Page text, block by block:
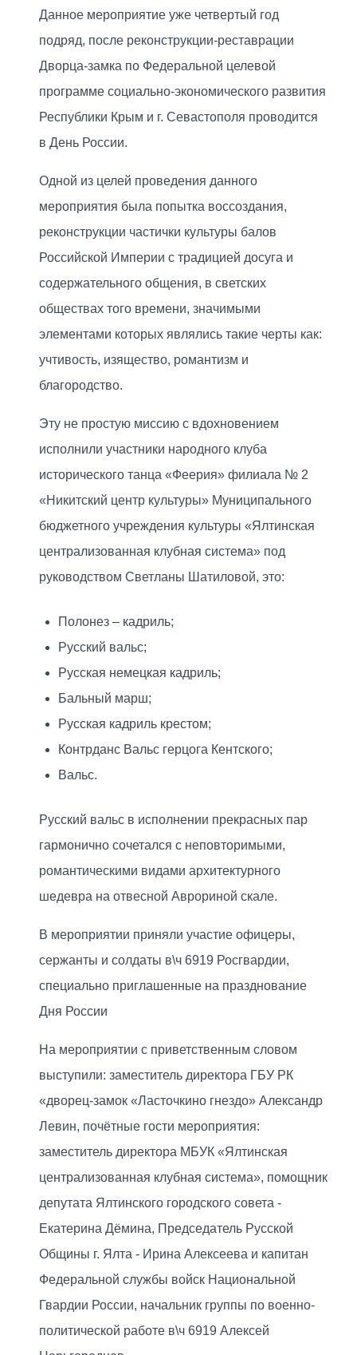
Данное мероприятие уже четвертый год
подряд, после реконструкции-реставрации
Дворца-замка по Федеральной целевой
программе социально-экономического развития
Республики Крым и г. Севастополя проводится
в День России.
Одной из целей проведения данного
мероприятия была попытка воссоздания,
реконструкции частички культуры балов
Российской Империи с традицией досуга и
содержательного общения, в светских
обществах того времени, значимыми
элементами которых являлись такие черты как:
учтивость, изящество, романтизм и
благородство.
Эту не простую миссию с вдохновением
исполнили участники народного клуба
исторического танца «Феерия» филиала № 2
«Никитский центр культуры» Муниципального
бюджетного учреждения культуры «Ялтинская
централизованная клубная система» под
руководством Светланы Шатиловой, это:
Полонез – кадриль;
Русский вальс;
Русская немецкая кадриль;
Бальный марш;
Русская кадриль крестом;
Контрданс Вальс герцога Кентского;
Вальс.
Русский вальс в исполнении прекрасных пар
гармонично сочетался с неповторимыми,
романтическими видами архитектурного
шедевра на отвесной Аврориной скале.
В мероприятии приняли участие офицеры,
сержанты и солдаты в\ч 6919 Росгвардии,
специально приглашенные на празднование
Дня России
На мероприятии с приветственным словом
выступили: заместитель директора ГБУ РК
«дворец-замок «Ласточкино гнездо» Александр
Левин, почётные гости мероприятия:
заместитель директора МБУК «Ялтинская
централизованная клубная система», помощник
депутата Ялтинского городского совета -
Екатерина Дёмина, Председатель Русской
Общины г. Ялта - Ирина Алексеева и капитан
Федеральной службы войск Национальной
Гвардии России, начальник группы по военно-
политической работе в\ч 6919 Алексей